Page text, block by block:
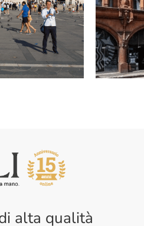
alta qualità